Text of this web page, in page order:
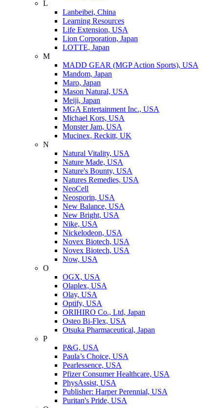
L
Lanbeibei, China
Learning Resources
Life Extension, USA
Lion Corporation, Japan
LOTTE, Japan
M
MADD GEAR (MGP Action Sports), USA
Mandom, Japan
Maro, Japan
Mason Natural, USA
Meiji, Japan
MGA Entertainment Inc., USA
Michael Kors, USA
Monster Jam, USA
Mucinex, Reckitt, UK
N
Natural Vitality, USA
Nature Made, USA
Nature's Bounty, USA
Natures Remedies, USA
NeoCell
Neosporin, USA
New Balance, USA
New Bright, USA
Nike, USA
Niсkelodeon, USA
Novex Biotech, USA
Novex Biotech, USA
Now, USA
O
OGX, USA
Olaplex, USA
Olay, USA
Optify, USA
ORIHIRO Co., Ltd, Japan
Osteo Bi-Flex, USA
Otsuka Pharmaceutical, Japan
P
P&G, USA
Paula’s Choice, USA
Pearlessence, USA
Pfizer Consumer Healthcare, USA
PhysAssist, USA
Publisher: Harper Perennial, USA
Puritan's Pride, USA